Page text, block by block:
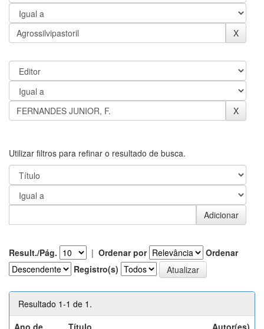
Utilizar filtros para refinar o resultado de busca.
Result./Pág. | Ordenar por
Ordenar
Registro(s)
Resultado 1-1 de 1.
Ano de
Título Autor(es)